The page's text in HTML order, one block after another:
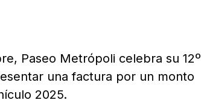
Paseo Metrópoli celebra su 12º
una factura por un monto
2025.